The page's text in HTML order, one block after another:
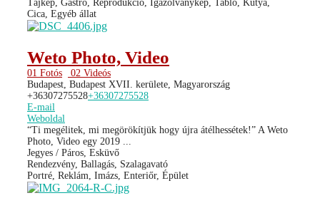
Tájkép, Gastro, Reprodukció, Igazolványkép, Tabló, Kutya,
Cica, Egyéb állat
Weto Photo, Video
01 Fotós
02 Videós
Budapest, Budapest XVII. kerülete, Magyarország
+36307275528+36307275528
E-mail
Weboldal
“Ti megélitek, mi megörökítjük hogy újra átélhessétek!” A Weto
Photo, Video egy 2019 ...
Jegyes / Páros, Esküvő
Rendezvény, Ballagás, Szalagavató
Portré, Reklám, Imázs, Enteriőr, Épület